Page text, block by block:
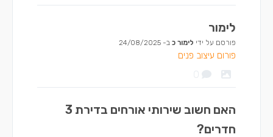
לימור
פורסם על ידי לימור כ ב- 24/08/2025
פורום עיצוב פנים
0
האם חשוב שירותי אורחים בדירת 3
חדרים?